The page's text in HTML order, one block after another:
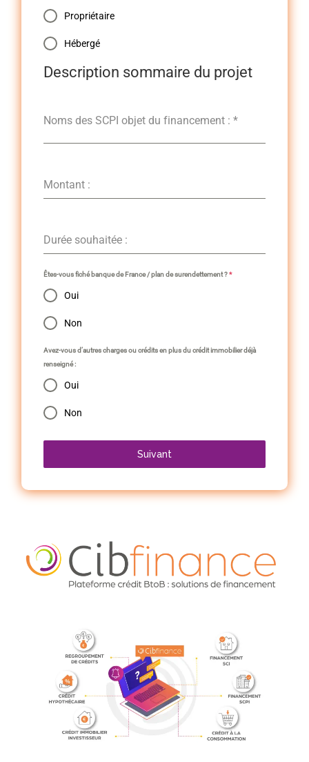
Propriétaire
Hébergé
Description sommaire du projet
Noms des SCPI objet du financement :*
Montant :
Durée souhaitée :
Êtes-vous fiché banque de France / plan de surendettement ?*
Oui
Non
Avez-vous d’autres charges ou crédits en plus du crédit immobilier déjà
renseigné :
Oui
Non
Suivant